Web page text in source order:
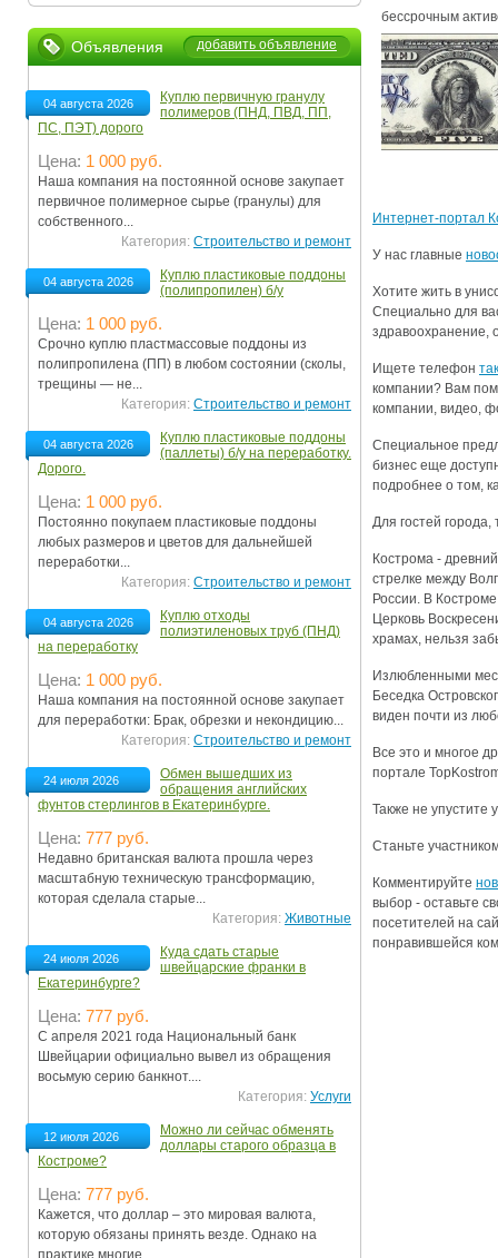
бессрочным
Интернет-портал
У нас главные
Хотите жить в
Специально для
здравоохранение,
Ищете телефон
компании? Вам
компании, видео,
Специальное
бизнес еще
подробнее о том,
Для гостей
Кострома -
стрелке между
России. В
Церковь
храмах, нельзя
Излюбленными
Беседка
виден почти из
Все это и многое
портале
Также не упустите
Станьте
Комментируйте
выбор - оставьте
посетителей на
понравившейся
добавить объявление
Объявления
04 августа 2026
Куплю первичную гранулу
полимеров (ПНД, ПВД, ПП,
ПС, ПЭТ) дорого
Цена: 1 000 руб.
Наша компания на постоянной основе закупает
первичное полимерное сырье (гранулы) для
собственного...
Категория: Строительство и ремонт
04 августа 2026
Куплю пластиковые поддоны
(полипропилен) б/у
Цена: 1 000 руб.
Срочно куплю пластмассовые поддоны из
полипропилена (ПП) в любом состоянии (сколы,
трещины — не...
Категория: Строительство и ремонт
04 августа 2026
Куплю пластиковые поддоны
(паллеты) б/у на переработку.
Дорого.
Цена: 1 000 руб.
Постоянно покупаем пластиковые поддоны
любых размеров и цветов для дальнейшей
переработки...
Категория: Строительство и ремонт
04 августа 2026
Куплю отходы
полиэтиленовых труб (ПНД)
на переработку
Цена: 1 000 руб.
Наша компания на постоянной основе закупает
для переработки: Брак, обрезки и некондицию...
Категория: Строительство и ремонт
24 июля 2026
Обмен вышедших из
обращения английских
фунтов стерлингов в Екатеринбурге.
Цена: 777 руб.
Недавно британская валюта прошла через
масштабную техническую трансформацию,
которая сделала старые...
Категория: Животные
24 июля 2026
Куда сдать старые
швейцарские франки в
Екатеринбурге?
Цена: 777 руб.
С апреля 2021 года Национальный банк
Швейцарии официально вывел из обращения
восьмую серию банкнот....
Категория: Услуги
12 июля 2026
Можно ли сейчас обменять
доллары старого образца в
Костроме?
Цена: 777 руб.
Кажется, что доллар – это мировая валюта,
которую обязаны принять везде. Однако на
практике многие...